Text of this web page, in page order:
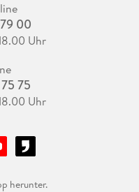
00
Uhr
75
Uhr
herunter.